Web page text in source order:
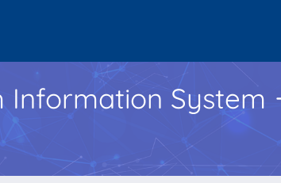
Information System